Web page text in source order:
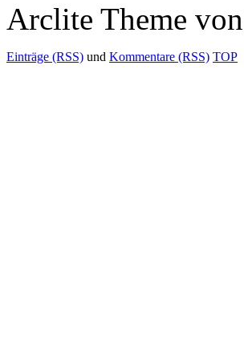
Arclite Theme von
Einträge (RSS) und Kommentare (RSS) TOP